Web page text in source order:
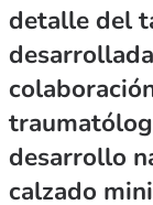
detalle del
desarrollo
calzado